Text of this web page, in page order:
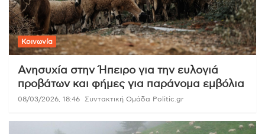
Κοινωνία
Ανησυχία στην Ήπειρο για την ευλογιά
προβάτων και φήμες για παράνομα εμβόλια
08/03/2026, 18:46 Συντακτική Ομάδα Politic.gr